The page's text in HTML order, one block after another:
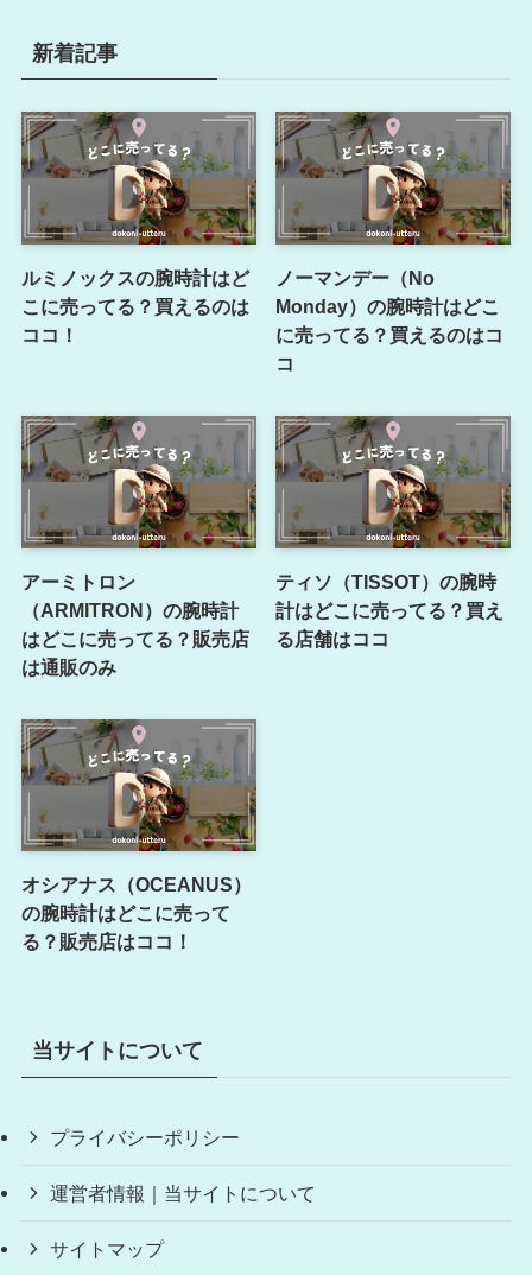
新着記事
ルミノックスの腕時計はど
こに売ってる？買えるのは
ココ！
ノーマンデー（No
Monday）の腕時計はどこ
に売ってる？買えるのはコ
コ
アーミトロン
（ARMITRON）の腕時計
はどこに売ってる？販売店
は通販のみ
ティソ（TISSOT）の腕時
計はどこに売ってる？買え
る店舗はココ
オシアナス（OCEANUS）
の腕時計はどこに売って
る？販売店はココ！
当サイトについて
プライバシーポリシー
運営者情報｜当サイトについて
サイトマップ